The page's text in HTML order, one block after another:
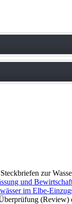
zur
und
im Elbe-
(Review)